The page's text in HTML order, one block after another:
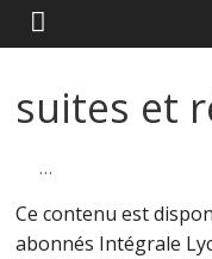
suites et
…
Ce contenu est
abonnés Intégrale